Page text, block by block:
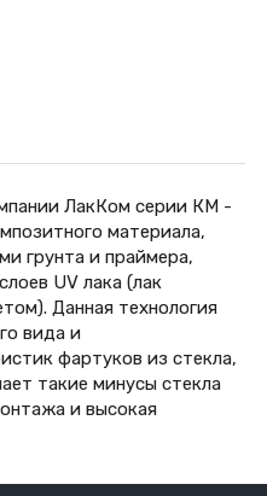
ЛакКом серии КМ -
материала,
грунта и праймера,
UV лака (лак
Данная технология
вида и
фартуков из стекла,
такие минусы стекла
и высокая